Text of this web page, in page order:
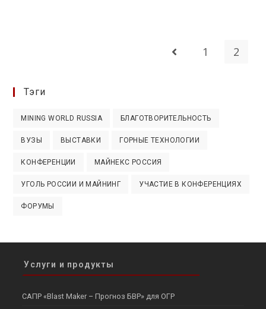
Перейти на
1 2
Тэги
MINING WORLD RUSSIA БЛАГОТВОРИТЕЛЬНОСТЬ
ВУЗЫ ВЫСТАВКИ ГОРНЫЕ ТЕХНОЛОГИИ
КОНФЕРЕНЦИИ МАЙНЕКС РОССИЯ
УГОЛЬ РОССИИ И МАЙНИНГ УЧАСТИЕ В КОНФЕРЕНЦИЯХ
ФОРУМЫ
Услуги и продукты
САПР «Blast Maker – Прогноз БВР» для ОГР